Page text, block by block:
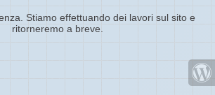
Stiamo effettuando dei lavori sul sito e
ritorneremo a breve.